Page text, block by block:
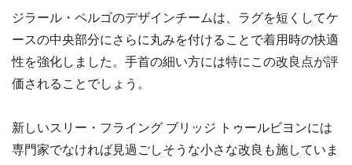
ジラール・ペルゴのデザインチームは、ラグを短くしてケ
ースの中央部分にさらに丸みを付けることで着用時の快適
性を強化しました。手首の細い方には特にこの改良点が評
価されることでしょう。
新しいスリー・フライング ブリッジ トゥールビヨンには
専門家でなければ見過ごしそうな小さな改良も施していま